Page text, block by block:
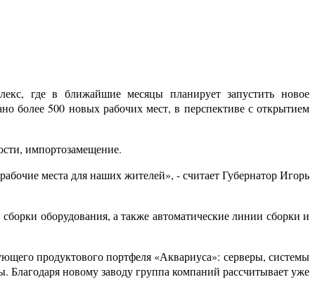
где в ближайшие месяцы планирует запустить новое
более 500 новых рабочих мест, в перспективе с открытием
импортозамещение.
места для наших жителей», - считает Губернатор Игорь
оборудования, а также автоматические линии сборки и
продуктового портфеля «Аквариуса»: серверы, системы
новому заводу группа компаний рассчитывает уже